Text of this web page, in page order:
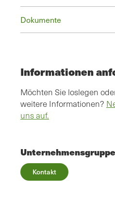
Dokumente
Informationen
Möchten Sie loslegen
weitere Informationen?
uns auf.
Kontakt